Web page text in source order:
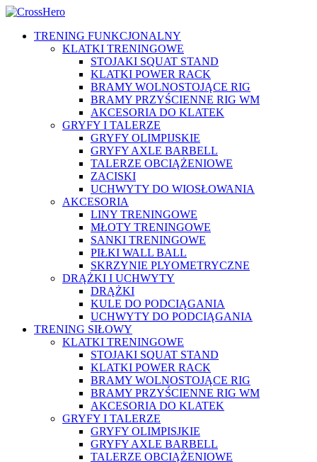
TRENING FUNKCJONALNY
KLATKI TRENINGOWE
STOJAKI SQUAT STAND
KLATKI POWER RACK
BRAMY WOLNOSTOJĄCE RIG
BRAMY PRZYŚCIENNE RIG WM
AKCESORIA DO KLATEK
GRYFY I TALERZE
GRYFY OLIMPIJSKIE
GRYFY AXLE BARBELL
TALERZE OBCIĄŻENIOWE
ZACISKI
UCHWYTY DO WIOSŁOWANIA
AKCESORIA
LINY TRENINGOWE
MŁOTY TRENINGOWE
SANKI TRENINGOWE
PIŁKI WALL BALL
SKRZYNIE PLYOMETRYCZNE
DRĄŻKI I UCHWYTY
DRĄŻKI
KULE DO PODCIĄGANIA
UCHWYTY DO PODCIĄGANIA
TRENING SIŁOWY
KLATKI TRENINGOWE
STOJAKI SQUAT STAND
KLATKI POWER RACK
BRAMY WOLNOSTOJĄCE RIG
BRAMY PRZYŚCIENNE RIG WM
AKCESORIA DO KLATEK
GRYFY I TALERZE
GRYFY OLIMPISJKIE
GRYFY AXLE BARBELL
TALERZE OBCIĄŻENIOWE